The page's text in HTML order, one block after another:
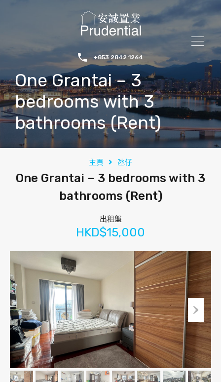
+853 2842 1264
One Grantai – 3
bedrooms with 3
bathrooms (Rent)
主頁 氹仔
One Grantai – 3 bedrooms with 3
bathrooms (Rent)
出租盤
HKD$15,000